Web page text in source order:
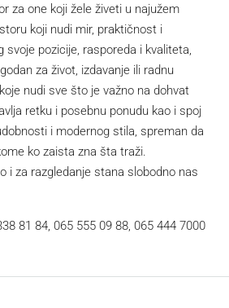
za one koji žele živeti u najužem
koji nudi mir, praktičnost i
svoje pozicije, rasporeda i kvaliteta,
za život, izdavanje ili radnu
nudi sve što je važno na dohvat
retku i posebnu ponudu kao i spoj
i modernog stila, spreman da
ko zaista zna šta traži.
i za razgledanje stana slobodno nas
81 84, 065 555 09 88, 065 444 7000